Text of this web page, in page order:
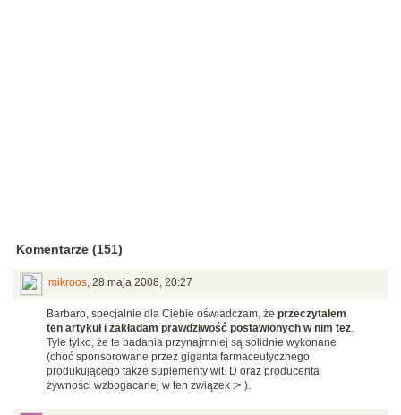
Komentarze (151)
mikroos, 28 maja 2008, 20:27
Barbaro, specjalnie dla Ciebie oświadczam, że przeczytałem
ten artykuł i zakładam prawdziwość postawionych w nim tez.
Tyle tylko, że te badania przynajmniej są solidnie wykonane
(choć sponsorowane przez giganta farmaceutycznego
produkującego także suplementy wit. D oraz producenta
żywności wzbogacanej w ten związek :> ).